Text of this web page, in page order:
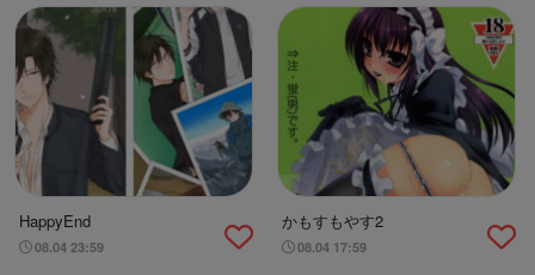
HappyEnd
08.04 23:59
かもすもやす2
08.04 17:59